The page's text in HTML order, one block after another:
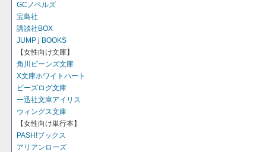
GCノベルズ
宝島社
講談社BOX
JUMP j BOOKS
【女性向け文庫】
角川ビーンズ文庫
X文庫ホワイトハート
ビーズログ文庫
一迅社文庫アイリス
ウィングス文庫
【女性向け単行本】
PASH!ブックス
アリアンローズ